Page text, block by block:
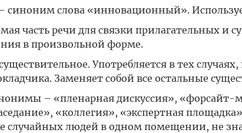
слова «инновационный».
часть речи для связки прилагательных и
в произвольной форме.
Употребляется в тех
Заменяет собой все остальные
– «пленарная дискуссия», «форсайт-
«коллегия», «экспертная
случайных людей в одном помещении, не